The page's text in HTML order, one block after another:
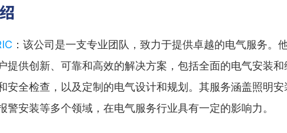
：该公司是一支专业团队，致力于提供卓越的电气服务。
提供创新、可靠和高效的解决方案，包括全面的电气安装和
安全检查，以及定制的电气设计和规划。其服务涵盖照明安
警安装等多个领域，在电气服务行业具有一定的影响力。